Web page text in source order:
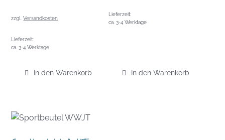
zzgl.Versandkosten
Lieferzeit:
ca. 3-4 Werktage
In den Warenkorb
Lieferzeit:
ca. 3-4 Werktage
In den Warenkorb